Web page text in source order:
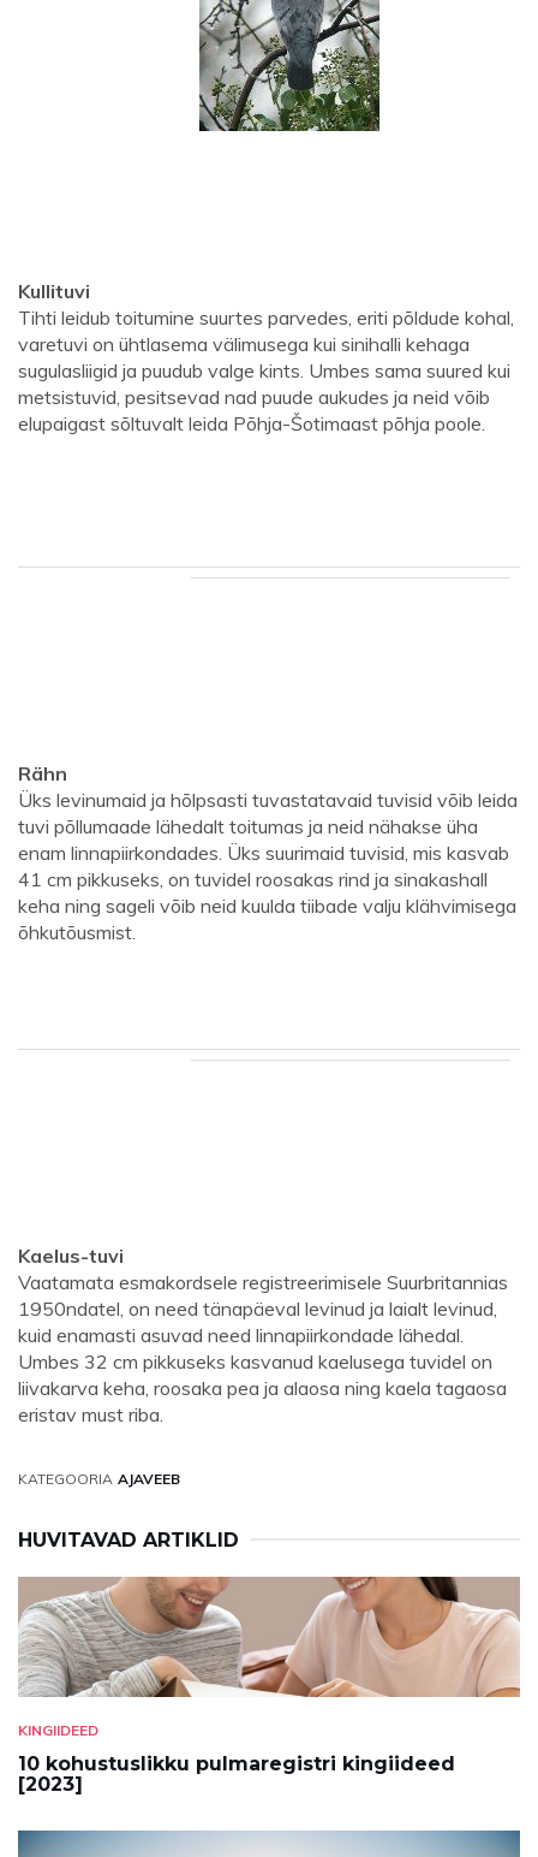
Kullituvi
Tihti leidub toitumine suurtes parvedes, eriti põldude kohal,
varetuvi on ühtlasema välimusega kui sinihalli kehaga
sugulasliigid ja puudub valge kints. Umbes sama suured kui
metsistuvid, pesitsevad nad puude aukudes ja neid võib
elupaigast sõltuvalt leida Põhja-Šotimaast põhja poole.
Rähn
Üks levinumaid ja hõlpsasti tuvastatavaid tuvisid võib leida
tuvi põllumaade lähedalt toitumas ja neid nähakse üha
enam linnapiirkondades. Üks suurimaid tuvisid, mis kasvab
41 cm pikkuseks, on tuvidel roosakas rind ja sinakashall
keha ning sageli võib neid kuulda tiibade valju klähvimisega
õhkutõusmist.
Kaelus-tuvi
Vaatamata esmakordsele registreerimisele Suurbritannias
1950ndatel, on need tänapäeval levinud ja laialt levinud,
kuid enamasti asuvad need linnapiirkondade lähedal.
Umbes 32 cm pikkuseks kasvanud kaelusega tuvidel on
liivakarva keha, roosaka pea ja alaosa ning kaela tagaosa
eristav must riba.
KATEGOORIA AJAVEEB
HUVITAVAD ARTIKLID
KINGIIDEED
10 kohustuslikku pulmaregistri kingiideed
[2023]